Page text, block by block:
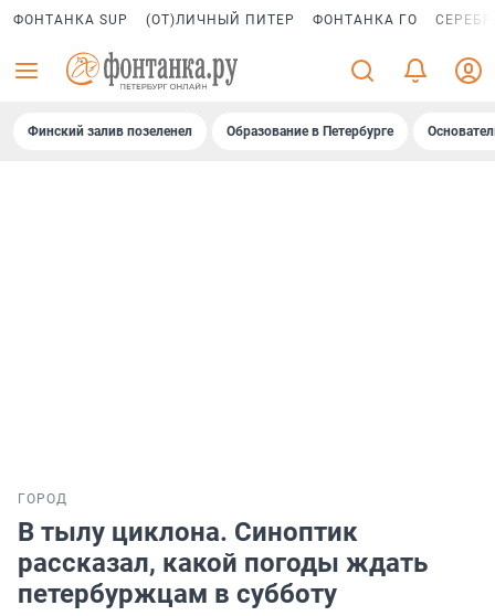
ФОНТАНКА SUP (ОТ)ЛИЧНЫЙ ПИТЕР ФОНТАНКА ГО
Финский залив позеленел Образование в Петербурге
ГОРОД
В тылу циклона. Синоптик
рассказал, какой погоды ждать
петербуржцам в субботу